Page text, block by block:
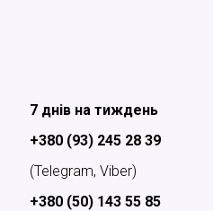
7 днів на тиждень
+380 (93) 245 28 39
(Telegram, Viber)
+380 (50) 143 55 85